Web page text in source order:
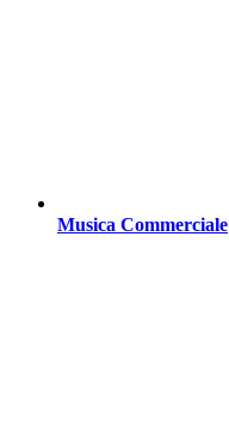
Musica Commerciale